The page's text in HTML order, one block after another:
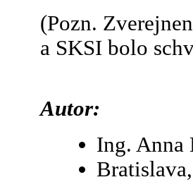
(Pozn.
a SKSI bolo
Autor:
Ing. Anna